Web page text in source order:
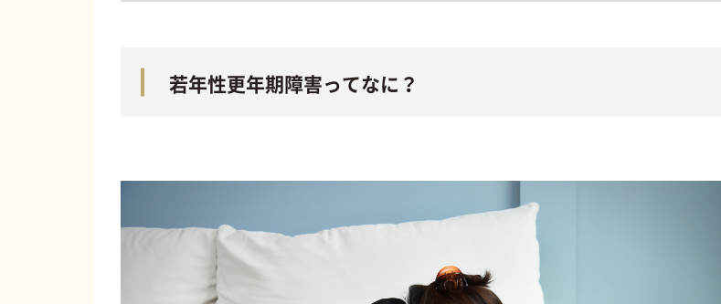
若年性更年期障害ってなに？